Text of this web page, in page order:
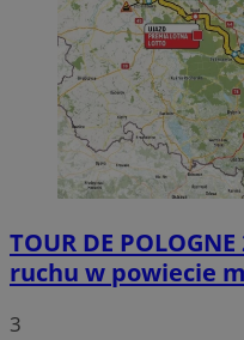
TOUR DE
ruchu w powiecie
3